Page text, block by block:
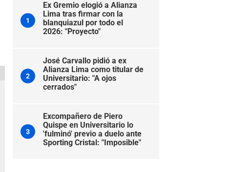
1
Ex Gremio elogió a Alianza
Lima tras firmar con la
blanquiazul por todo el
2026: "Proyecto"
2
José Carvallo pidió a ex
Alianza Lima como titular de
Universitario: "A ojos
cerrados"
3
Excompañero de Piero
Quispe en Universitario lo
'fulminó' previo a duelo ante
Sporting Cristal: "Imposible"